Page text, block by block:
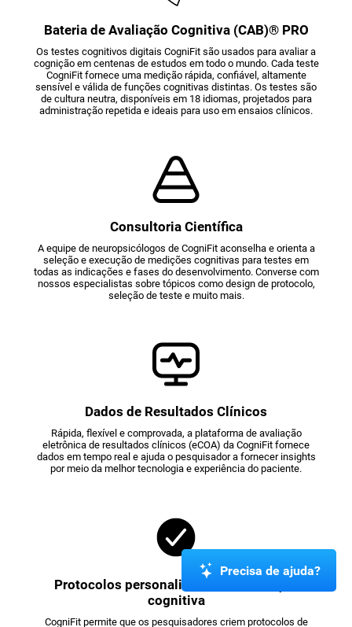
Bateria de Avaliação Cognitiva (CAB)® PRO
Os testes cognitivos digitais CogniFit são usados para avaliar a
cognição em centenas de estudos em todo o mundo. Cada teste
CogniFit fornece uma medição rápida, confiável, altamente
sensível e válida de funções cognitivas distintas. Os testes são
de cultura neutra, disponíveis em 18 idiomas, projetados para
administração repetida e ideais para uso em ensaios clínicos.
Consultoria Científica
A equipe de neuropsicólogos de CogniFit aconselha e orienta a
seleção e execução de medições cognitivas para testes em
todas as indicações e fases do desenvolvimento. Converse com
nossos especialistas sobre tópicos como design de protocolo,
seleção de teste e muito mais.
Dados de Resultados Clínicos
Rápida, flexível e comprovada, a plataforma de avaliação
eletrônica de resultados clínicos (eCOA) da CogniFit fornece
dados em tempo real e ajuda o pesquisador a fornecer insights
por meio da melhor tecnologia e experiência do paciente.
Protocolos personalizados de avaliação
cognitiva
CogniFit permite que os pesquisadores criem protocolos de
Precisa de ajuda?